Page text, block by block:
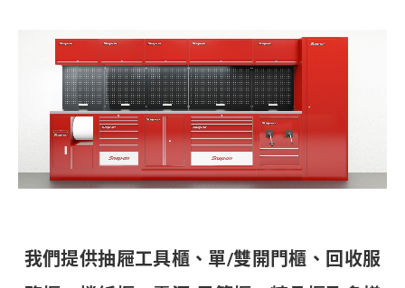
我們提供抽屜工具櫃、單/雙開門櫃、回收服